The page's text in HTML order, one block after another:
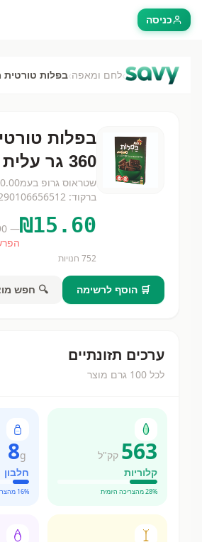
כניסה
›לחם ומאפה›
בפלות
360 גר עלית
שטראוס גרופ בעמ
ברקוד:
₪15.60
— ₪
752 חנויות
🛒 הוסף לרשימה 🔍 חפש
ערכים תזונתיים
לכל 100 גרם מוצר
563 קק"ל
קלוריות
28% מהצריכה היומית
8g
חלבון
16% מהצריכה היומית